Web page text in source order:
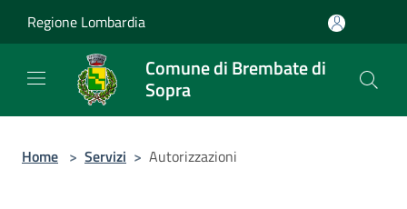
Regione Lombardia
Comune di Brembate di
Sopra
Home > Servizi > Autorizzazioni